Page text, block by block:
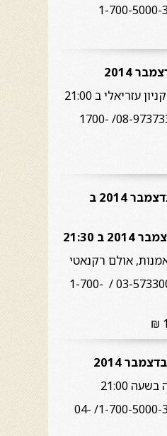
עזריאלי ב 21:00
כרטיסים ומנויים:08-9737333/ 1700-
יום חמישי ה-11 בדצמבר 2014 ב
אולם רקנאטי
כרטיסים ומנויים:03-5733001 / 1-700-
21:00
כרטיסים ומנויים: 1-700-5000-39/ 04-